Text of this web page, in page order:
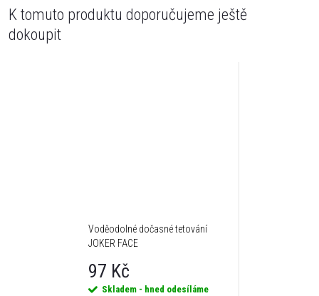
K tomuto produktu doporučujeme ještě
dokoupit
Voděodolné dočasné tetování
JOKER FACE
97 Kč
Skladem - hned odesíláme